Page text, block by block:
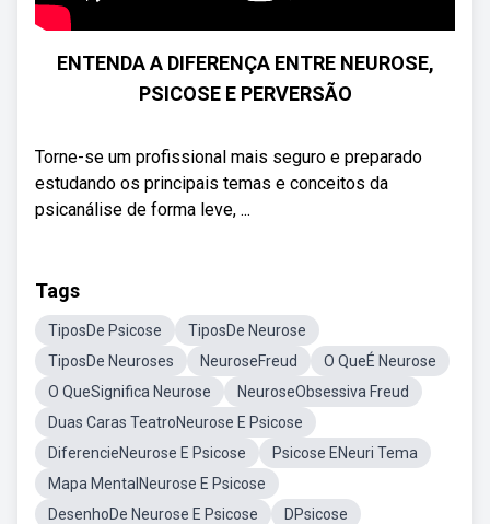
ENTENDA A DIFERENÇA ENTRE NEUROSE,
PSICOSE E PERVERSÃO
Torne-se um profissional mais seguro e preparado
estudando os principais temas e conceitos da
psicanálise de forma leve, ...
Tags
TiposDe Psicose
TiposDe Neurose
TiposDe Neuroses
NeuroseFreud
O QueÉ Neurose
O QueSignifica Neurose
NeuroseObsessiva Freud
Duas Caras TeatroNeurose E Psicose
DiferencieNeurose E Psicose
Psicose ENeuri Tema
Mapa MentalNeurose E Psicose
DesenhoDe Neurose E Psicose
DPsicose